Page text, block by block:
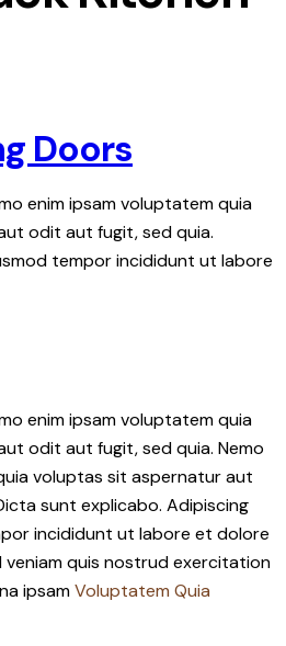
Doors
enim ipsam voluptatem quia
odit aut fugit, sed quia.
tempor incididunt ut labore
enim ipsam voluptatem quia
odit aut fugit, sed quia. Nemo
voluptas sit aspernatur aut
sunt explicabo. Adipiscing
incididunt ut labore et dolore
veniam quis nostrud exercitation
ipsamVoluptatem Quia